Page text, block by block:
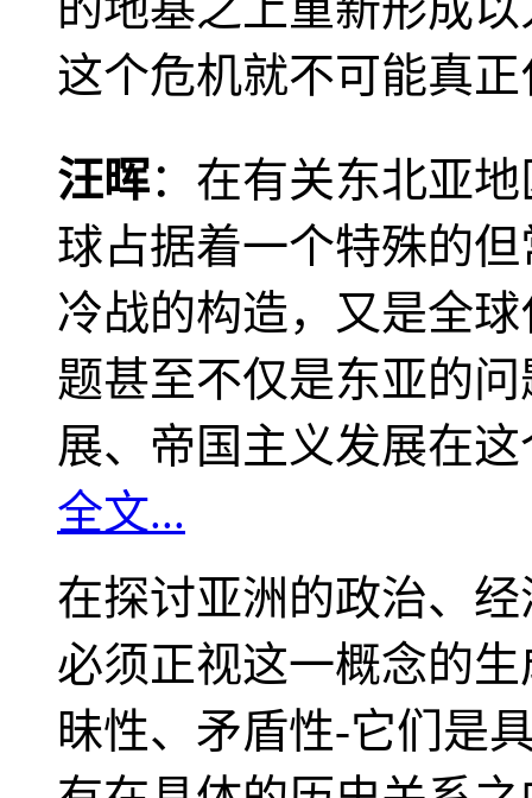
这个危机就不可能真
汪晖：在有关东北亚
球占据着一个特殊的
冷战的构造，又是全
题甚至不仅是东亚的
展、帝国主义发展在
全文...
在探讨亚洲的政治、
必须正视这一概念的
昧性、矛盾性-它们是